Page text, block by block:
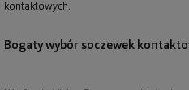
kontaktowych.
Bogaty wybór soczewek